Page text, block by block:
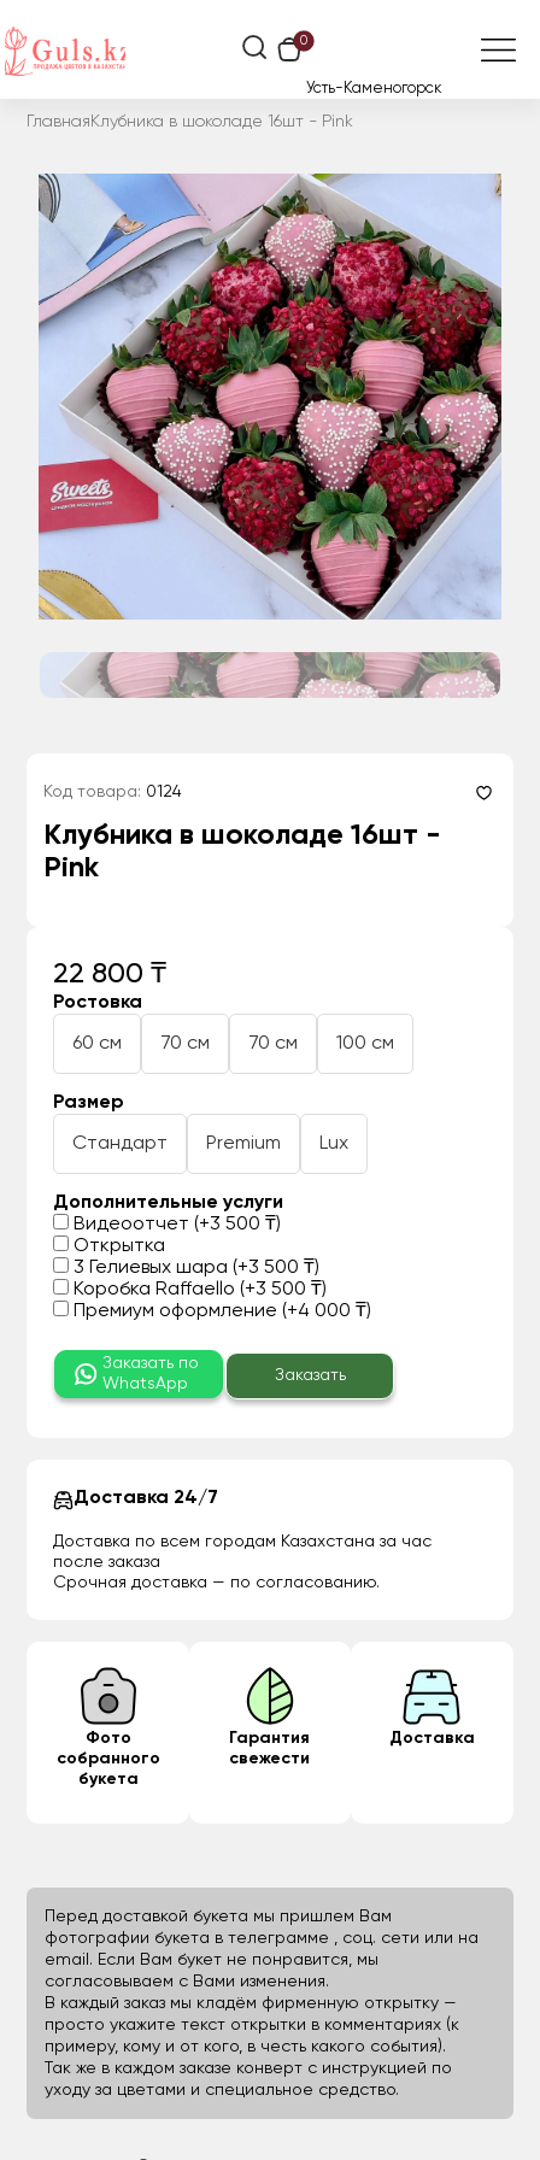
0
Усть-Каменогорск
Главная Клубника в шоколаде 16шт - Pink
Код товара: 0124
Клубника в шоколаде 16шт -
Pink
22 800 ₸
Ростовка
60 см 70 см 70 см 100 см
Размер
Стандарт Premium Lux
Дополнительные услуги
Видеоотчет (+3 500 ₸)
Открытка
3 Гелиевых шара (+3 500 ₸)
Коробка Raffaello (+3 500 ₸)
Премиум оформление (+4 000 ₸)
Заказать по
WhatsApp
Заказать
Доставка 24/7
Доставка по всем городам Казахстана за час
после заказа
Срочная доставка — по согласованию.
Фото
собранного
букета
Гарантия
свежести
Доставка
Перед доставкой букета мы пришлем Вам
фотографии букета в телеграмме , соц. сети или на
email. Если Вам букет не понравится, мы
согласовываем с Вами изменения.
В каждый заказ мы кладём фирменную открытку —
просто укажите текст открытки в комментариях (к
примеру, кому и от кого, в честь какого события).
Так же в каждом заказе конверт с инструкцией по
уходу за цветами и специальное средство.